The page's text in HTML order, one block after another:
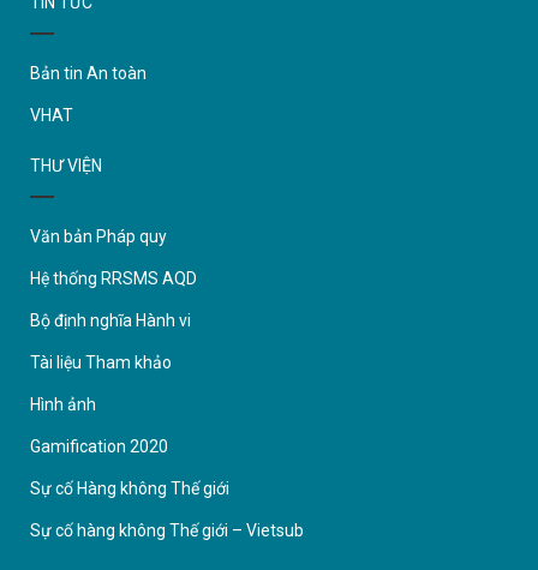
Bản tin An toàn
VHAT
THƯ VIỆN
Văn bản Pháp quy
Hệ thống RRSMS AQD
Bộ định nghĩa Hành vi
Tài liệu Tham khảo
Hình ảnh
Gamification 2020
Sự cố Hàng không Thế giới
Sự cố hàng không Thế giới – Vietsub